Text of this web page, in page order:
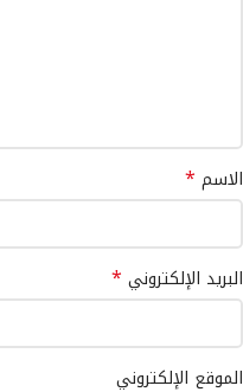
الاسم *
البريد الإلكتروني *
الموقع الإلكتروني